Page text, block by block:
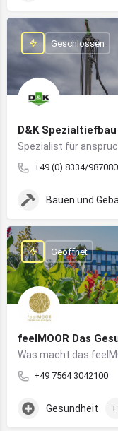
D&K Spezialtiefbau
+49 (0) 8334/
Geschlossen
Bauen und
feelMOOR Das
+49 7564 3042100
Geöffnet
Gesundheit